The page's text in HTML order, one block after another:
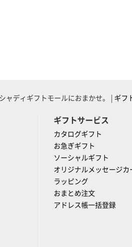
ャディギフトモールにおまかせ。 | ギフ
ギフトサービス
カタログギフト
お急ぎギフト
ソーシャルギフト
オリジナルメッセージカ
ラッピング
おまとめ注文
アドレス帳一括登録